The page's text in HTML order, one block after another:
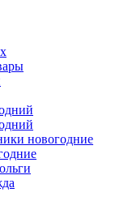
новогодние